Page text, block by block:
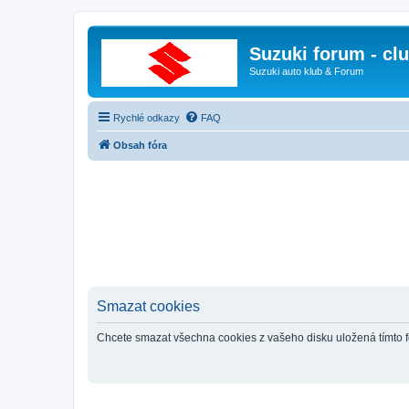
Suzuki forum -
Suzuki auto klub & Forum
Rychlé odkazy FAQ
Obsah fóra
Smazat cookies
Chcete smazat všechna cookies z vašeho disku uložená tímto